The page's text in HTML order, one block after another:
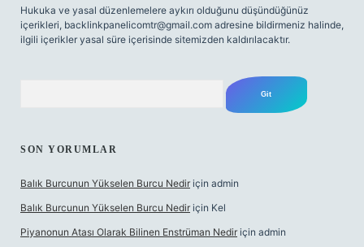
Hukuka ve yasal düzenlemelere aykırı olduğunu düşündüğünüz
içerikleri, backlinkpanelicomtr@gmail.com adresine bildirmeniz halinde,
ilgili içerikler yasal süre içerisinde sitemizden kaldırılacaktır.
SON YORUMLAR
Balık Burcunun Yükselen Burcu Nedir için admin
Balık Burcunun Yükselen Burcu Nedir için Kel
Piyanonun Atası Olarak Bilinen Enstrüman Nedir için admin